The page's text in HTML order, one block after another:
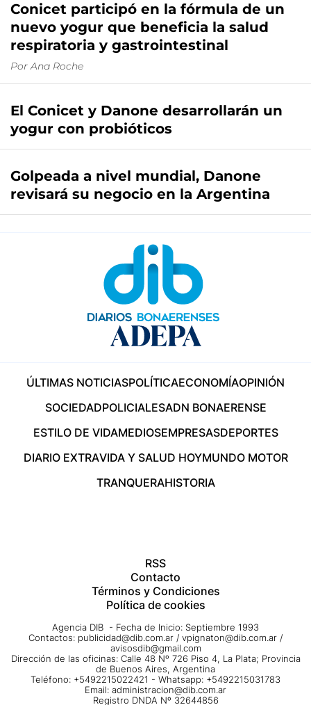
Conicet participó en la fórmula de un
nuevo yogur que beneficia la salud
respiratoria y gastrointestinal
Por Ana Roche
El Conicet y Danone desarrollarán un
yogur con probióticos
Golpeada a nivel mundial, Danone
revisará su negocio en la Argentina
ÚLTIMAS NOTICIASPOLÍTICAECONOMÍAOPINIÓN
SOCIEDADPOLICIALESADN BONAERENSE
ESTILO DE VIDAMEDIOSEMPRESASDEPORTES
DIARIO EXTRAVIDA Y SALUD HOYMUNDO MOTOR
TRANQUERAHISTORIA
RSS
Contacto
Términos y Condiciones
Política de cookies
Agencia DIB - Fecha de Inicio: Septiembre 1993
Contactos: publicidad@dib.com.ar / vpignaton@dib.com.ar /
avisosdib@gmail.com
Dirección de las oficinas: Calle 48 Nº 726 Piso 4, La Plata; Provincia
de Buenos Aires, Argentina
Teléfono: +5492215022421 - Whatsapp: +5492215031783
Email: administracion@dib.com.ar
Registro DNDA Nº 32644856